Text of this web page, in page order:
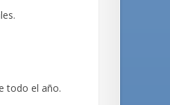
todo el año.